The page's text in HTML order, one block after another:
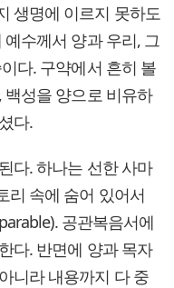
생명에 이르지 못하도
수께서 양과 우리, 그
다. 구약에서 흔히 볼
성을 양으로 비유하
다.
다. 하나는 선한 사마
리 속에 숨어 있어서
공관복음서에
다. 반면에 양과 목자
니라 내용까지 다 중